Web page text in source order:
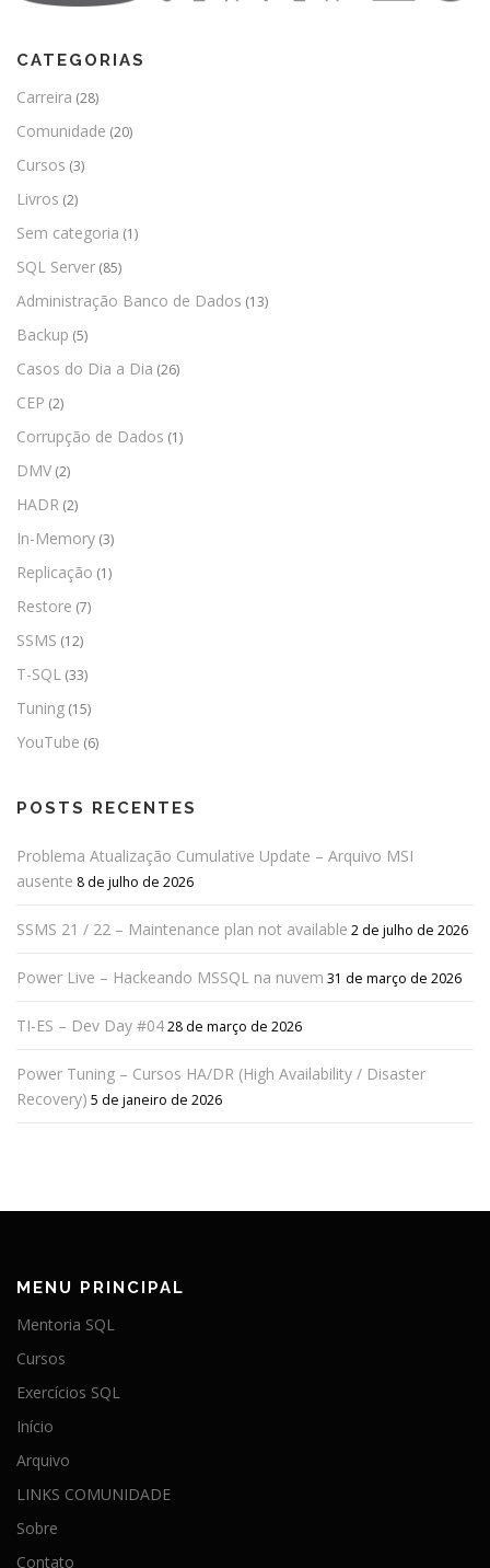
CATEGORIAS
Carreira (28)
Comunidade (20)
Cursos (3)
Livros (2)
Sem categoria (1)
SQL Server (85)
Administração Banco de Dados (13)
Backup (5)
Casos do Dia a Dia (26)
CEP (2)
Corrupção de Dados (1)
DMV (2)
HADR (2)
In-Memory (3)
Replicação (1)
Restore (7)
SSMS (12)
T-SQL (33)
Tuning (15)
YouTube (6)
POSTS RECENTES
Problema Atualização Cumulative Update – Arquivo MSI
ausente 8 de julho de 2026
SSMS 21 / 22 – Maintenance plan not available 2 de julho de 2026
Power Live – Hackeando MSSQL na nuvem 31 de março de 2026
TI-ES – Dev Day #0428 de março de 2026
Power Tuning – Cursos HA/DR (High Availability / Disaster
Recovery) 5 de janeiro de 2026
MENU PRINCIPAL
Mentoria SQL
Cursos
Exercícios SQL
Início
Arquivo
LINKS COMUNIDADE
Sobre
Contato